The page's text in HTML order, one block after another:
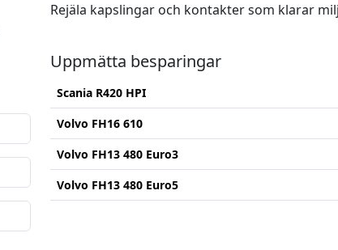
Rejäla kapslingar och kontakter som klarar
Uppmätta besparingar
Scania R420 HPI
Volvo FH16 610
Volvo FH13 480 Euro3
Volvo FH13 480 Euro5